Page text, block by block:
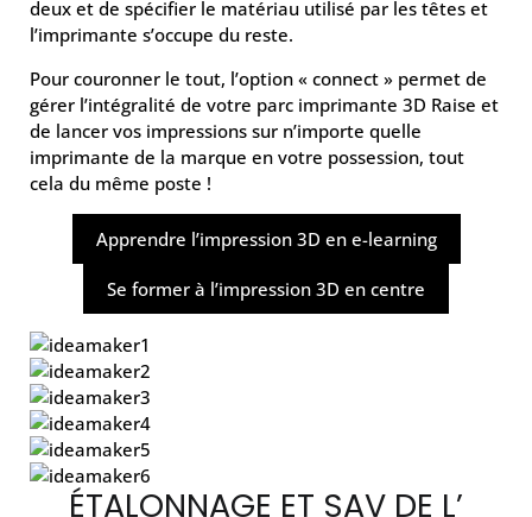
deux et de spécifier le matériau utilisé par les têtes et
l’imprimante s’occupe du reste.
Pour couronner le tout, l’option « connect » permet de
gérer l’intégralité de votre parc imprimante 3D Raise et
de lancer vos impressions sur n’importe quelle
imprimante de la marque en votre possession, tout
cela du même poste !
Apprendre l’impression 3D en e-learning
Se former à l’impression 3D en centre
ÉTALONNAGE ET SAV DE L’